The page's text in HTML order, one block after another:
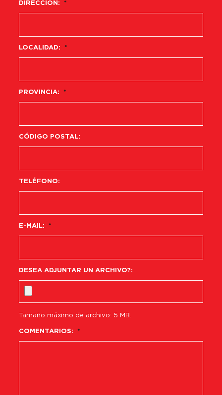
DIRECCIÓN: *
LOCALIDAD: *
PROVINCIA: *
CÓDIGO POSTAL:
TELÉFONO:
E-MAIL: *
DESEA ADJUNTAR UN ARCHIVO?:
Tamaño máximo de archivo: 5 MB.
COMENTARIOS: *